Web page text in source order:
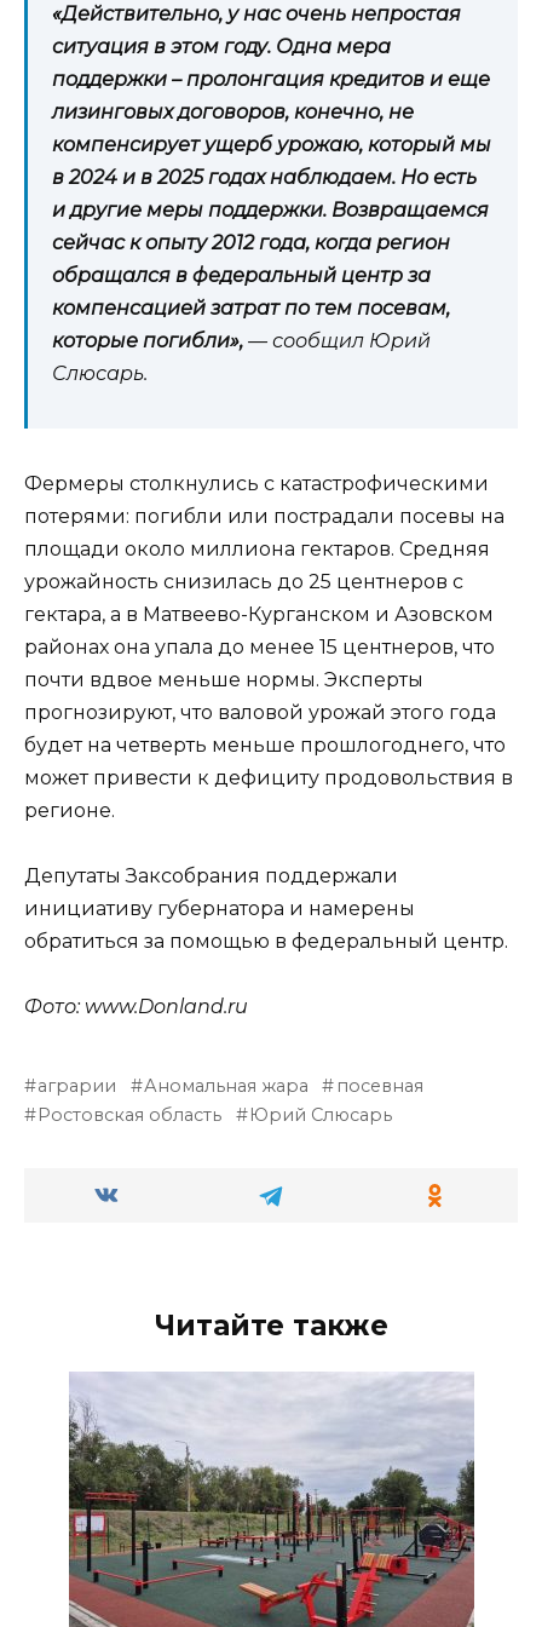
«Действительно, у нас очень непростая
ситуация в этом году. Одна мера
поддержки – пролонгация кредитов и еще
лизинговых договоров, конечно, не
компенсирует ущерб урожаю, который мы
в 2024 и в 2025 годах наблюдаем. Но есть
и другие меры поддержки. Возвращаемся
сейчас к опыту 2012 года, когда регион
обращался в федеральный центр за
компенсацией затрат по тем посевам,
которые погибли», — сообщил Юрий
Слюсарь.
Фермеры столкнулись с катастрофическими
потерями: погибли или пострадали посевы на
площади около миллиона гектаров. Средняя
урожайность снизилась до 25 центнеров с
гектара, а в Матвеево-Курганском и Азовском
районах она упала до менее 15 центнеров, что
почти вдвое меньше нормы. Эксперты
прогнозируют, что валовой урожай этого года
будет на четверть меньше прошлогоднего, что
может привести к дефициту продовольствия в
регионе.
Депутаты Заксобрания поддержали
инициативу губернатора и намерены
обратиться за помощью в федеральный центр.
Фото: www.Donland.ru
аграрии Аномальная жара
посевная
Ростовская область
Юрий Слюсарь
Читайте также